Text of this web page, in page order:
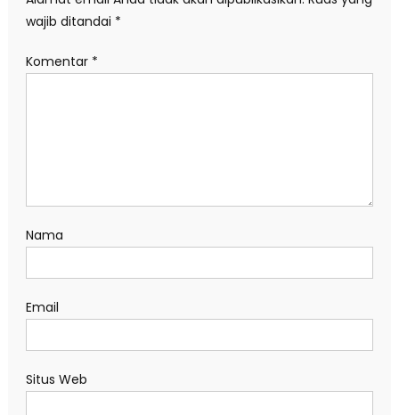
wajib ditandai *
Komentar *
Nama
Email
Situs Web